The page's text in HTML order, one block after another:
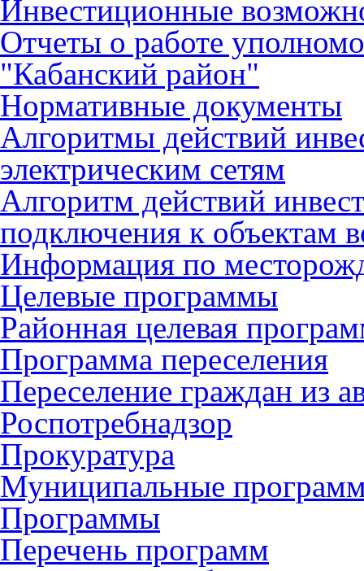
Инвестиционные
Отчеты о работе
"Кабанский район"
Нормативные документы
Алгоритмы действий
электрическим сетям
Алгоритм действий
подключения к объектам
Информация по
Целевые программы
Районная целевая
Программа переселения
Переселение граждан из
Роспотребнадзор
Прокуратура
Муниципальные
Программы
Перечень программ